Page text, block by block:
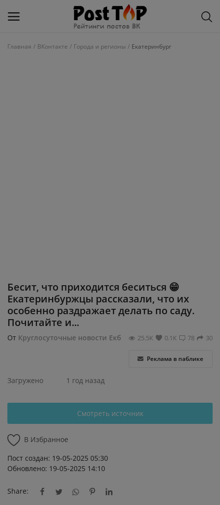
Главная ВКонтакте Города и регионы Екатеринбург
Бесит, что приходится беситься 😁
Екатеринбуржцы рассказали, что их
особенно раздражает делать по саду.
Почитайте и...
От Круглосуточные новости Екб 30
78
0.1К
25.5К
Реклама в паблике
Загружено 1 год назад
Смотреть источник
В Избранное
Пост создан: 19-05-2025 05:30
Обновлено: 19-05-2025 14:10
Share: